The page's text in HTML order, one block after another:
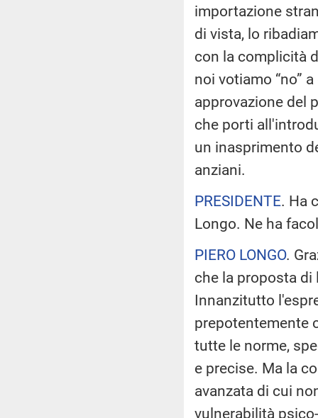
importazione
di vista, lo
con la complicità
noi votiamo “no”
approvazione del
che porti
un inasprimento
anziani.
PRESIDENTE. Ha
Longo. Ne ha
PIERO LONGO.
che la proposta di
Innanzitutto
prepotentemente
tutte le norme,
e precise. Ma la
avanzata di cui
vulnerabilità